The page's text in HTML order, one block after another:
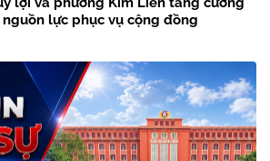
lực phục vụ cộng đồng